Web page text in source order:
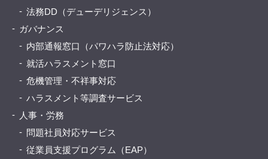
法務DD（デューデリジェンス）
ガバナンス
内部通報窓口（パワハラ防止法対応）
就活ハラスメント窓口
危機管理・不祥事対応
ハラスメント等調査サービス
人事・労務
問題社員対応サービス
従業員支援プログラム（EAP）